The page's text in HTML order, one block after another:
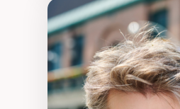
Expertises
Fragmentation des
Analyse multi-
médiatiques
Analyse des
travers les données
Recherche quantitative